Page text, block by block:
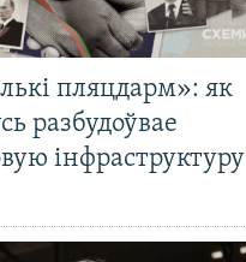
пляцдарм»: як
разбудоўвае
інфраструктуру